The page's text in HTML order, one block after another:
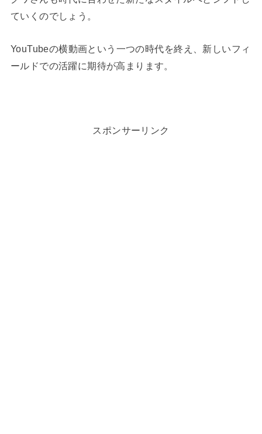
ていくのでしょう。
YouTubeの横動画という一つの時代を終え、新しいフィ
ールドでの活躍に期待が高まります。
スポンサーリンク